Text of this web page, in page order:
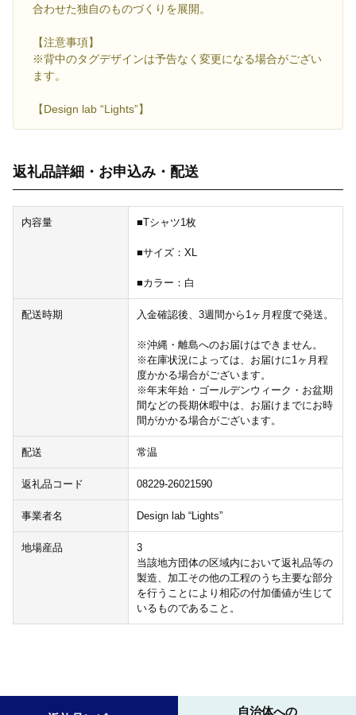
合わせた独自のものづくりを展開。
【注意事項】
※背中のタグデザインは予告なく変更になる場合がござい
ます。
【Design lab “Lights”】
返礼品詳細・お申込み・配送
内容量 ■Tシャツ1枚
■サイズ：XL
■カラー：白
配送時期 入金確認後、3週間から1ヶ月程度で発送。
※沖縄・離島へのお届けはできません。
※在庫状況によっては、お届けに1ヶ月程
度かかる場合がございます。
※年末年始・ゴールデンウィーク・お盆期
間などの長期休暇中は、お届けまでにお時
間がかかる場合がございます。
配送 常温
返礼品コード 08229-26021590
事業者名 Design lab “Lights”
地場産品
3
当該地方団体の区域内において返礼品等の
製造、加工その他の工程のうち主要な部分
を行うことにより相応の付加価値が生じて
いるものであること。
自治体への